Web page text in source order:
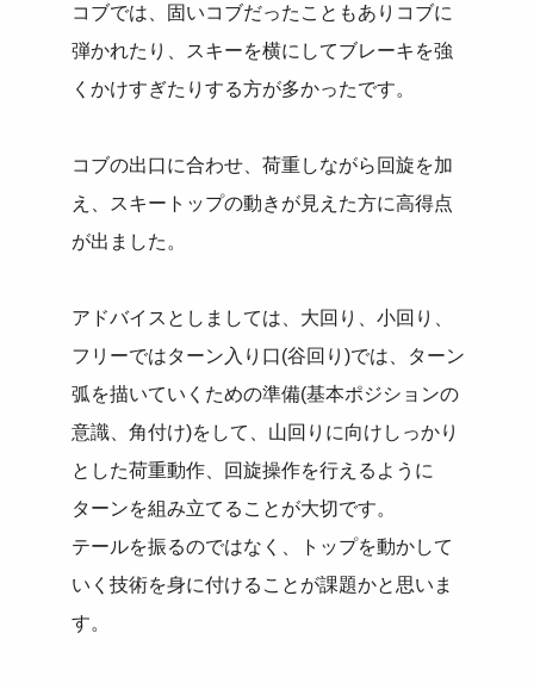
コブでは、固いコブだったこともありコブに
弾かれたり、スキーを横にしてブレーキを強
くかけすぎたりする方が多かったです。
コブの出口に合わせ、荷重しながら回旋を加
え、スキートップの動きが見えた方に高得点
が出ました。
アドバイスとしましては、大回り、小回り、
フリーではターン入り口(谷回り)では、ターン
弧を描いていくための準備(基本ポジションの
意識、角付け)をして、山回りに向けしっかり
とした荷重動作、回旋操作を行えるように
ターンを組み立てることが大切です。
テールを振るのではなく、トップを動かして
いく技術を身に付けることが課題かと思いま
す。